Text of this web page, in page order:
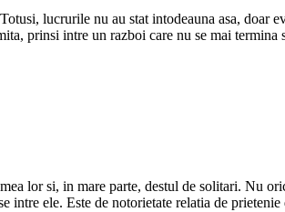
lucrurile nu au stat intodeauna asa, doar
prinsi intre un razboi care nu se mai
lor si, in mare parte, destul de solitari. Nu
intre ele. Este de notorietate relatia de